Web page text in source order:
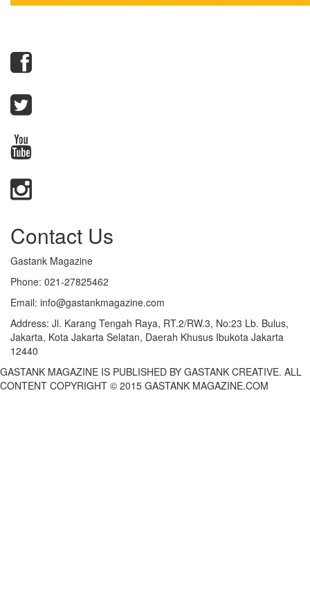
Contact Us
Gastank Magazine
Phone: 021-27825462
Email: info@gastankmagazine.com
Address: Jl. Karang Tengah Raya, RT.2/RW.3, No:23 Lb. Bulus,
Jakarta, Kota Jakarta Selatan, Daerah Khusus Ibukota Jakarta
12440
GASTANK MAGAZINE IS PUBLISHED BY GASTANK CREATIVE. ALL
CONTENT COPYRIGHT © 2015 GASTANK MAGAZINE.COM